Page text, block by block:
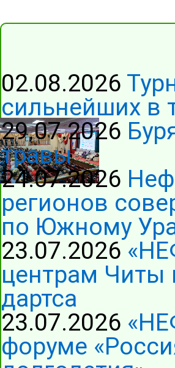
02.08.2026
сильнейших в
29.07.2026
травы
24.07.2026
регионов
по Южному
23.07.2026
центрам
дартса
23.07.2026
форуме